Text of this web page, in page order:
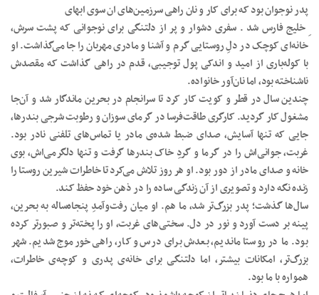
پدر نوجوان بود که برای کار و نان راهی سرزمین‌های ان سوی ابهای
ِ خلیج فارس شد . سفری دشوار و پر از دلتنگی برای نوجوانی که پشت سرش،
خانه‌ای کوچک در دلِ روستایی گرم و آشنا و مادری مهربان را جا می‌گذاشت. او
با کوله‌باری از امید و اندکی پول توجیبی، قدم در راهی گذاشت که مقصدش
ناشناخته بود، اما نان‌آور خانواده.
چندین سال در قطر و کویت کار کرد تا سرانجام در بحرین ماندگار شد و آن‌جا
مشغول کار گردید. کارگری طاقت‌فرسا در گرمای سوزان و رطوبت شرجی بندرها،
جایی که تنها آسایش، صدای ضبط شده‌ی مادر یا تماس‌های تلفنی نادر بود.
غربت، جوانی‌اش را در گرما و گردِ خاک بندرها گرفت و تنها دلگرمی‌اش، بوی
خانه و صدای مادر از دور بود. او هر روز تلاش می‌کرد تا خاطرات شیرین روستا را
زنده نگه دارد و تصویری از آن زندگی ساده را در ذهن خود حفظ کند.
سال‌ها گذشت؛ پدر بزرگ‌تر شد، ما هم. او میان رفت‌و‌آمدِ پنجاه‌ساله به بحرین،
پینه‌ بر دست آورد و نور در دل. سختی‌های غربت، او را پخته‌تر و صبورتر کرده
بود. ما در روستا ماندیم، بعدش برای درس و کار، راهی خورموج شدیم. شهر
بزرگ‌تر، امکانات بیشتر، اما دلتنگی برای خانه‌ی پدری و کوچه‌ی خاطرات،
همواره با ما بود.